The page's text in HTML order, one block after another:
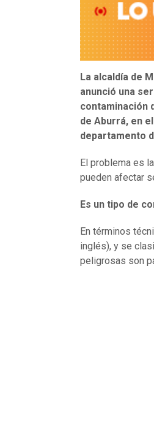
La alcaldía de
anunció una
contaminación
de Aburrá, en
departamento
El problema es
pueden afectar
Es un tipo de
En términos
inglés), y se
peligrosas son